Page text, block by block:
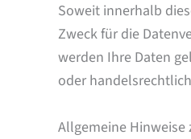
Soweit innerhalb
Zweck für die
werden Ihre Daten
oder
Allgemeine Hinweise